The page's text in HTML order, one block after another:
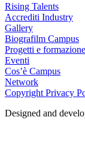
Rising Talents
Accrediti Industry
Gallery
Biografilm Campus
Progetti e formazione
Eventi
Cos’è Campus
Network
Copyright Privacy
Designed and